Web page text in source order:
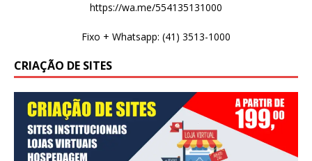
https://wa.me/554135131000
Fixo + Whatsapp: (41) 3513-1000
CRIAÇÃO DE SITES